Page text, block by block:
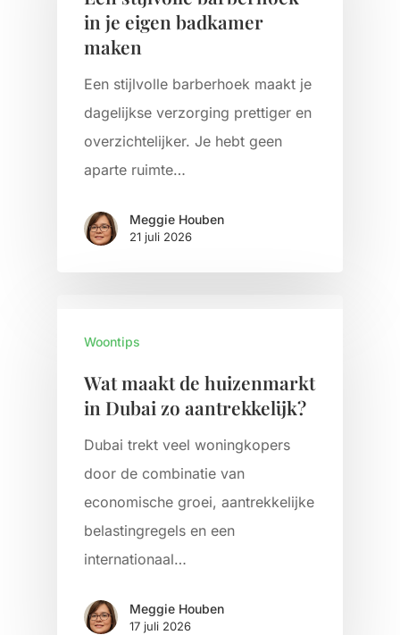
in je eigen badkamer
maken
Een stijlvolle barberhoek maakt je
dagelijkse verzorging prettiger en
overzichtelijker. Je hebt geen
aparte ruimte…
Meggie Houben
21 juli 2026
Woontips
Wat maakt de huizenmarkt
in Dubai zo aantrekkelijk?
Dubai trekt veel woningkopers
door de combinatie van
economische groei, aantrekkelijke
belastingregels en een
internationaal…
Meggie Houben
17 juli 2026